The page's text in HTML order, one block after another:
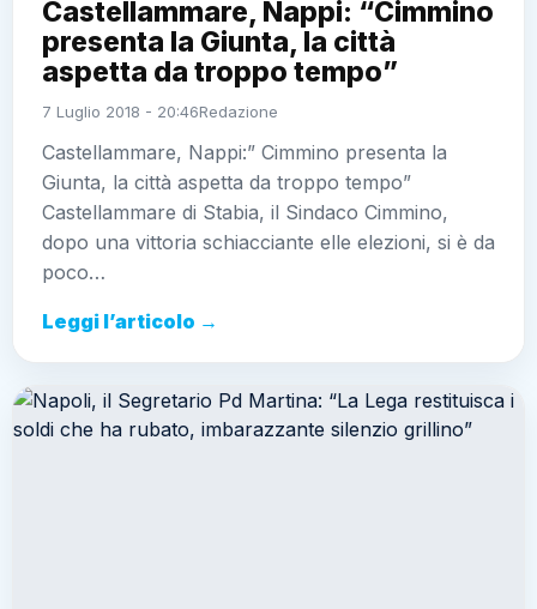
Castellammare, Nappi: “Cimmino
presenta la Giunta, la città
aspetta da troppo tempo”
7 Luglio 2018 - 20:46Redazione
Castellammare, Nappi:” Cimmino presenta la
Giunta, la città aspetta da troppo tempo”
Castellammare di Stabia, il Sindaco Cimmino,
dopo una vittoria schiacciante elle elezioni, si è da
poco…
Leggi l’articolo →